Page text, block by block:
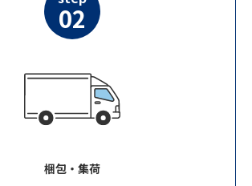
02
梱包・集荷